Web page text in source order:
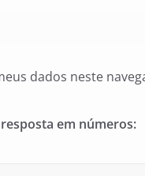
dados neste
em números: